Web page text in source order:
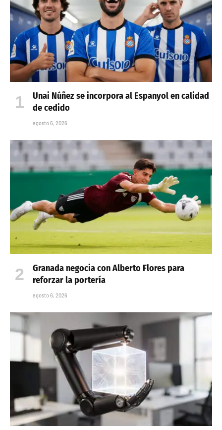
Unai Núñez se incorpora al Espanyol en calidad
de cedido
agosto 6, 2026
Granada negocia con Alberto Flores para
reforzar la portería
agosto 6, 2026